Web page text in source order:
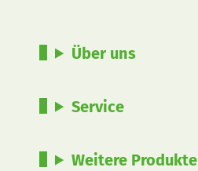
Über uns
Service
Weitere Produkte